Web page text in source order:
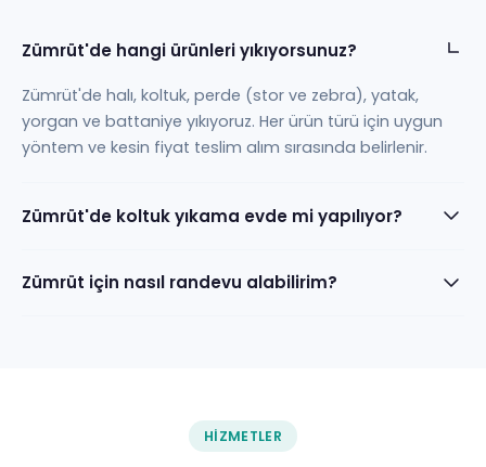
Zümrüt'de hangi ürünleri yıkıyorsunuz?
Zümrüt'de halı, koltuk, perde (stor ve zebra), yatak,
yorgan ve battaniye yıkıyoruz. Her ürün türü için uygun
yöntem ve kesin fiyat teslim alım sırasında belirlenir.
Zümrüt'de koltuk yıkama evde mi yapılıyor?
Zümrüt için nasıl randevu alabilirim?
HIZMETLER